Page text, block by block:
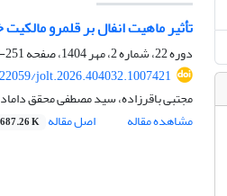
تأثیر ماهیت انفال بر قلمرو
دوره 22، شماره 2، مهر 1404، صفحه
251-264
jolt.2026.404032.1007421
مجتبی باقرزاده، سید مصطفی محقق
مشاهده مقاله
اصل مقاله 687.26 K